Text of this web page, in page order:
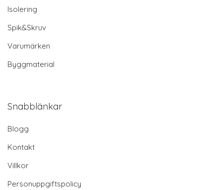
Isolering
Spik&Skruv
Varumärken
Byggmaterial
Snabblänkar
Blogg
Kontakt
Villkor
Personuppgiftspolicy